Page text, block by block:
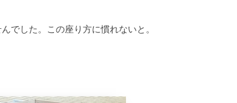
でした。この座り方に慣れないと。